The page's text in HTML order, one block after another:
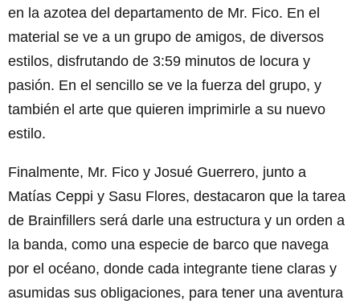
en la azotea del departamento de Mr. Fico. En el
material se ve a un grupo de amigos, de diversos
estilos, disfrutando de 3:59 minutos de locura y
pasión. En el sencillo se ve la fuerza del grupo, y
también el arte que quieren imprimirle a su nuevo
estilo.
Finalmente, Mr. Fico y Josué Guerrero, junto a
Matías Ceppi y Sasu Flores, destacaron que la tarea
de Brainfillers será darle una estructura y un orden a
la banda, como una especie de barco que navega
por el océano, donde cada integrante tiene claras y
asumidas sus obligaciones, para tener una aventura